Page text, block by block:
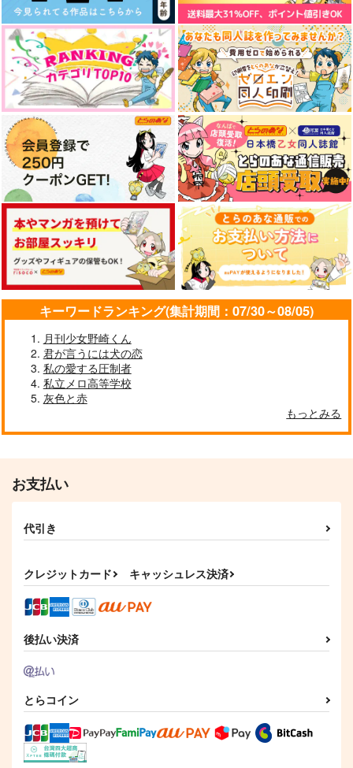
キーワードランキング(集計期間：07/30～08/05)
月刊少女野崎くん
君が言うには犬の恋
私の愛する圧制者
私立メロ高等学校
灰色と赤
もっとみる
お支払い
代引き
クレジットカード キャッシュレス決済
後払い決済
とらコイン